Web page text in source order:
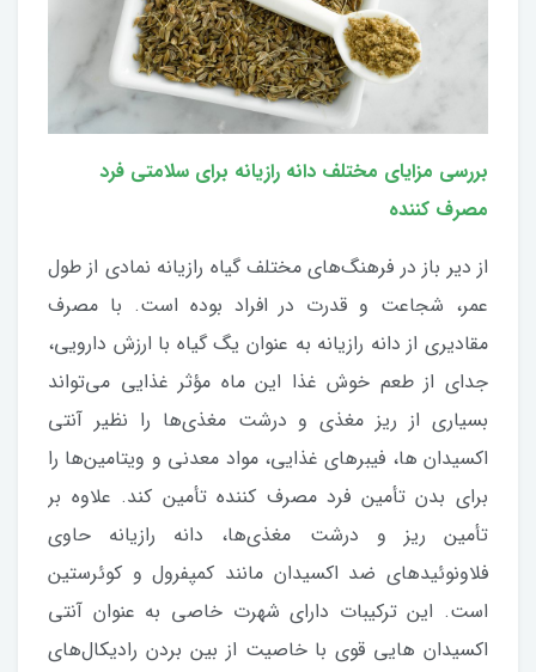
بررسی مزایای مختلف دانه رازیانه برای سلامتی فرد
مصرف کننده
از دیر باز در فرهنگ‌های مختلف گیاه رازیانه نمادی از طول
عمر، شجاعت و قدرت در افراد بوده است. با مصرف
مقادیری از دانه رازیانه به عنوان یگ گیاه با ارزش دارویی،
جدای از طعم خوش غذا این ماه مؤثر غذایی می‌تواند
بسیاری از ریز مغذی و درشت مغذی‌ها را نظیر آنتی
اکسیدان ها، فیبرهای غذایی، مواد معدنی و ویتامین‌ها را
برای بدن تأمین فرد مصرف کننده تأمین کند. علاوه بر
تأمین ریز و درشت مغذی‌ها، دانه رازیانه حاوی
فلاونوئیدهای ضد اکسیدان مانند کمپفرول و کوئرستین
است. این ترکیبات دارای شهرت خاصی به عنوان آنتی
اکسیدان هایی قوی با خاصیت از بین بردن رادیکال‌های